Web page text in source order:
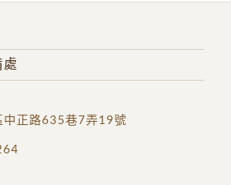
處
中正路635巷7弄19號